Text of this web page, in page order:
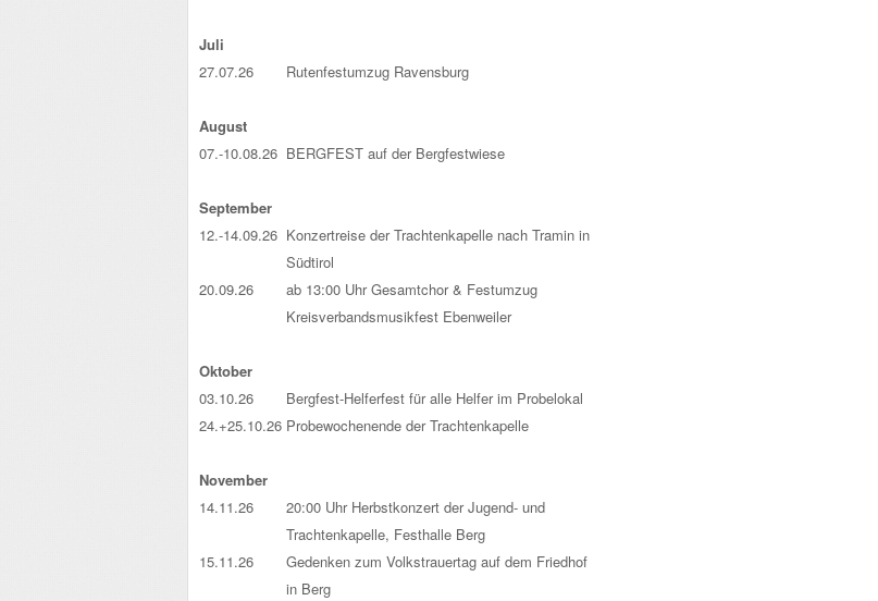
Juli
27.07.26
Rutenfestumzug Ravensburg
August
07.-10.08.26 BERGFEST auf der Bergfestwiese
September
12.-14.09.26 Konzertreise der Trachtenkapelle nach Tramin in
Südtirol
20.09.26
ab 13:00 Uhr Gesamtchor & Festumzug
Kreisverbandsmusikfest Ebenweiler
Oktober
03.10.26
Bergfest-Helferfest für alle Helfer im Probelokal
24.+25.10.26 Probewochenende der Trachtenkapelle
November
14.11.26
20:00 Uhr Herbstkonzert der Jugend- und
Trachtenkapelle, Festhalle Berg
15.11.26
Gedenken zum Volkstrauertag auf dem Friedhof
in Berg